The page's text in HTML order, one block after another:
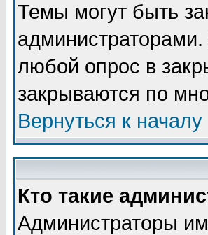
Темы могут быть
любой опрос в
закрываются по
Вернуться к началу
Кто такие
Администраторы